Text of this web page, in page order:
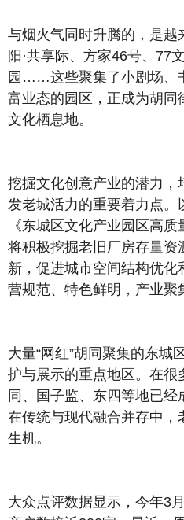
与烟火气同时升腾的，是越
阳·共享际、方家46号、77
园……这些聚集了小剧场、
富业态的园区，正成为胡同
文化栖息地。
挖掘文化创意产业的潜力，
发老城活力的重要着力点。
《东城区文化产业园区高
将积极挖掘老旧厂房存量资
新，促进城市空间结构优化
营规范、特色鲜明，产业聚
大量“网红”胡同聚集的东城
护与展示的重点地区。在很
同、国子监、东四等地已经
在传统与现代融合并存中，
生机。
大众点评数据显示，今年3